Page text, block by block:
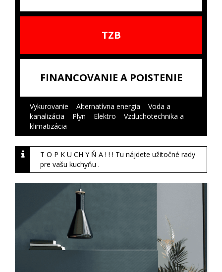
TZB
FINANCOVANIE A POISTENIE
Vykurovanie Alternatívna energia
Voda a
kanalizácia
Plyn Elektro
Vzduchotechnika a
klimatizácia
T O P K U CH Y Ň A ! ! ! Tu nájdete užitočné rady
pre vašu kuchyňu .